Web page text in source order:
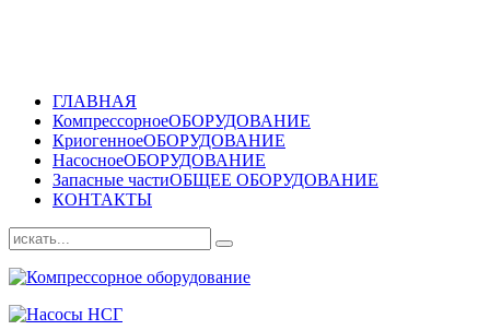
ГЛАВНАЯ
КомпрессорноеОБОРУДОВАНИЕ
КриогенноеОБОРУДОВАНИЕ
НасосноеОБОРУДОВАНИЕ
Запасные частиОБЩЕЕ ОБОРУДОВАНИЕ
КОНТАКТЫ